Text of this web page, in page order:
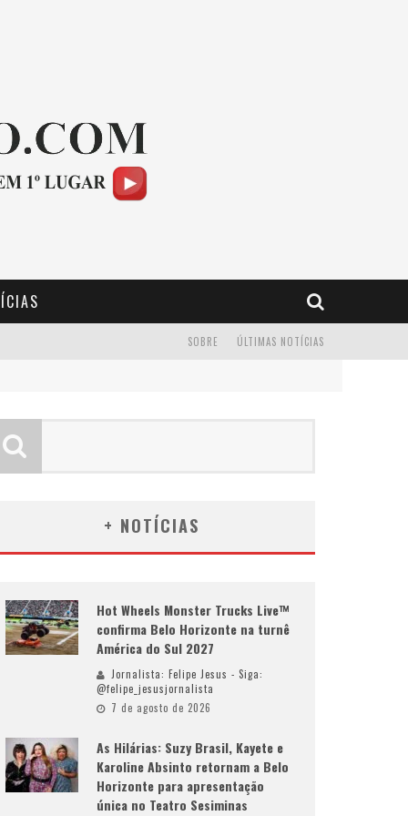
ÚLTIMAS NOTÍCIAS
SOBRE
+ NOTÍCIAS
Hot Wheels Monster Trucks Live™
confirma Belo Horizonte na turnê
América do Sul 2027
Jornalista: Felipe Jesus - Siga:
@felipe_jesusjornalista
7 de agosto de 2026
As Hilárias: Suzy Brasil, Kayete e
Karoline Absinto retornam a Belo
Horizonte para apresentação
única no Teatro Sesiminas